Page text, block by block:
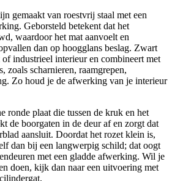
gemaakt van roestvrij staal met een
Geborsteld betekent dat het
waardoor het mat aanvoelt en
dan op hoogglans beslag. Zwart
industrieel interieur en combineert met
zoals scharnieren, raamgrepen,
Zo houd je de afwerking van je interieur
ronde plaat die tussen de kruk en het
de boorgaten in de deur af en zorgt dat
aansluit. Doordat het rozet klein is,
dan bij een langwerpig schild; dat oogt
met een gladde afwerking. Wil je
doen, kijk dan naar een uitvoering met